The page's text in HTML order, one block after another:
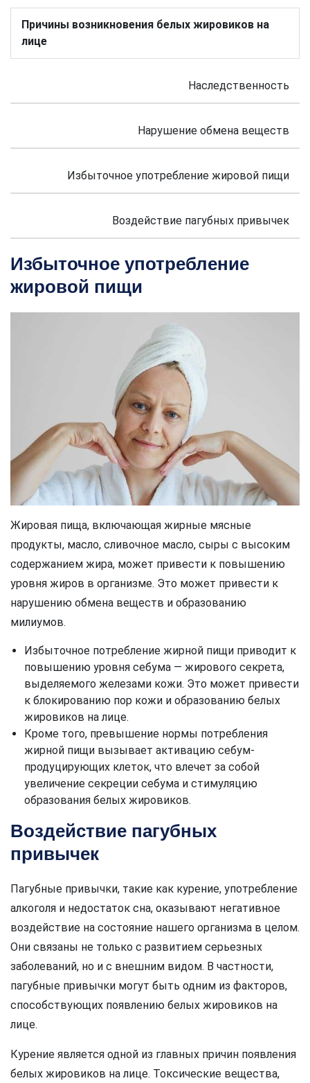
Причины возникновения белых жировиков на
лице
Наследственность
Нарушение обмена веществ
Избыточное употребление жировой пищи
Воздействие пагубных привычек
Избыточное употребление
жировой пищи
Жировая пища, включающая жирные мясные
продукты, масло, сливочное масло, сыры с высоким
содержанием жира, может привести к повышению
уровня жиров в организме. Это может привести к
нарушению обмена веществ и образованию
милиумов.
Избыточное потребление жирной пищи приводит к
повышению уровня себума — жирового секрета,
выделяемого железами кожи. Это может привести
к блокированию пор кожи и образованию белых
жировиков на лице.
Кроме того, превышение нормы потребления
жирной пищи вызывает активацию себум-
продуцирующих клеток, что влечет за собой
увеличение секреции себума и стимуляцию
образования белых жировиков.
Воздействие пагубных
привычек
Пагубные привычки, такие как курение, употребление
алкоголя и недостаток сна, оказывают негативное
воздействие на состояние нашего организма в целом.
Они связаны не только с развитием серьезных
заболеваний, но и с внешним видом. В частности,
пагубные привычки могут быть одним из факторов,
способствующих появлению белых жировиков на
лице.
Курение является одной из главных причин появления
белых жировиков на лице. Токсические вещества,